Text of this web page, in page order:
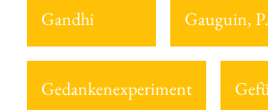
Gandhi Gauguin, P.
Gedankenexperiment